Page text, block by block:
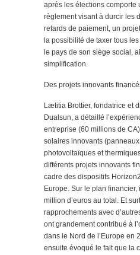
après les élections comporte
règlement visant à durcir les
retards de paiement, un
la possibilité de taxer tous
le pays de son siège social,
simplification.
Des projets innovants
Lætitia Brottier, fondatrice et
Dualsun, a détaillé
entreprise (60 millions de
solaires innovants
photovoltaïques et
différents projets innovants
cadre des dispositifs
Europe. Sur le plan financier,
million d’euros au total. Et
rapprochements avec
ont grandement contribué à
dans le Nord de l’Europe
ensuite évoqué le fait que la